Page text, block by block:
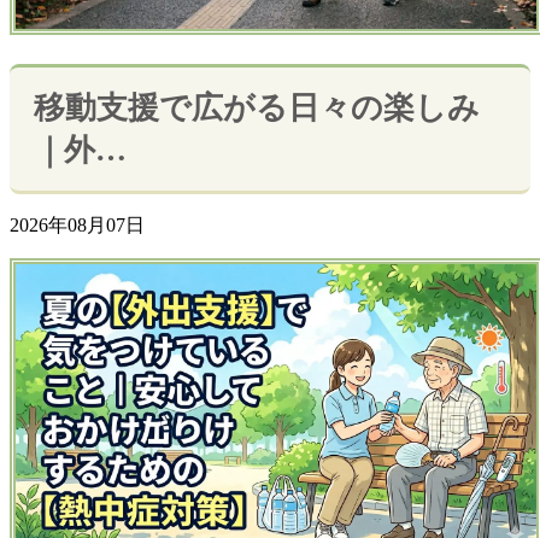
移動支援で広がる日々の楽しみ
｜外…
2026年08月07日